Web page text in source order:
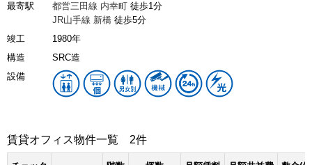
最寄駅 都営三田線 内幸町 徒歩1分
JR山手線 新橋 徒歩5分
竣工
1980年
構造
SRC造
設備
賃貸オフィス物件一覧 2件